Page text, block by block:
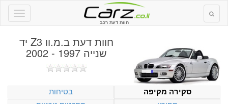
חוות דעת רכב
חוות דעת ב.מ.וו Z3 יד
שנייה 1997 - 2002
סקירה מקיפה
בטיחות